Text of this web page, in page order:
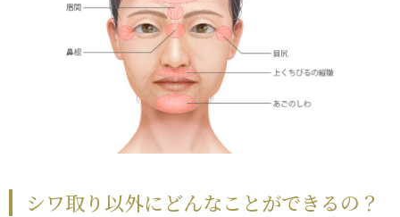
シワ取り以外にどんなことができるの？